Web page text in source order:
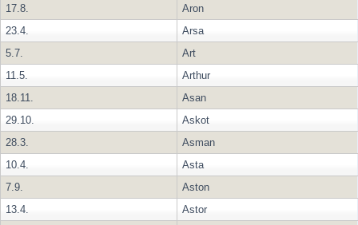
17.8.
Aron
23.4.
Arsa
5.7.
Art
11.5.
Arthur
18.11.
Asan
29.10.
Askot
28.3.
Asman
10.4.
Asta
7.9.
Aston
13.4.
Astor